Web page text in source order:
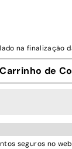
na finalização
de
seguros no